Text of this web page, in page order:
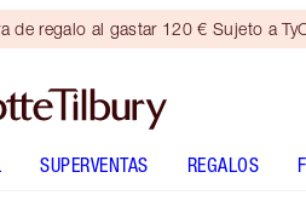
de regalo al gastar 120 € Sujeto a
SUPERVENTAS REGALOS